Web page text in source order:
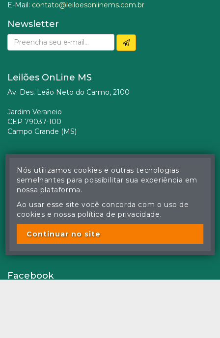
E-Mail: contato@leiloesonlinems.com.br
Newsletter
Leilões OnLine MS
Av. Des. Leão Neto do Carmo, 2100
Jardim Veraneio
CEP 79037-100
Campo Grande (MS)
Facebook
Nós utilizamos cookies e outras tecnologias
semelhantes para possibilitar sua experiência em
nossa plataforma.
Ao usar esse site você concorda com o uso de
cookies e nossa política de privacidade.
Continuar no site